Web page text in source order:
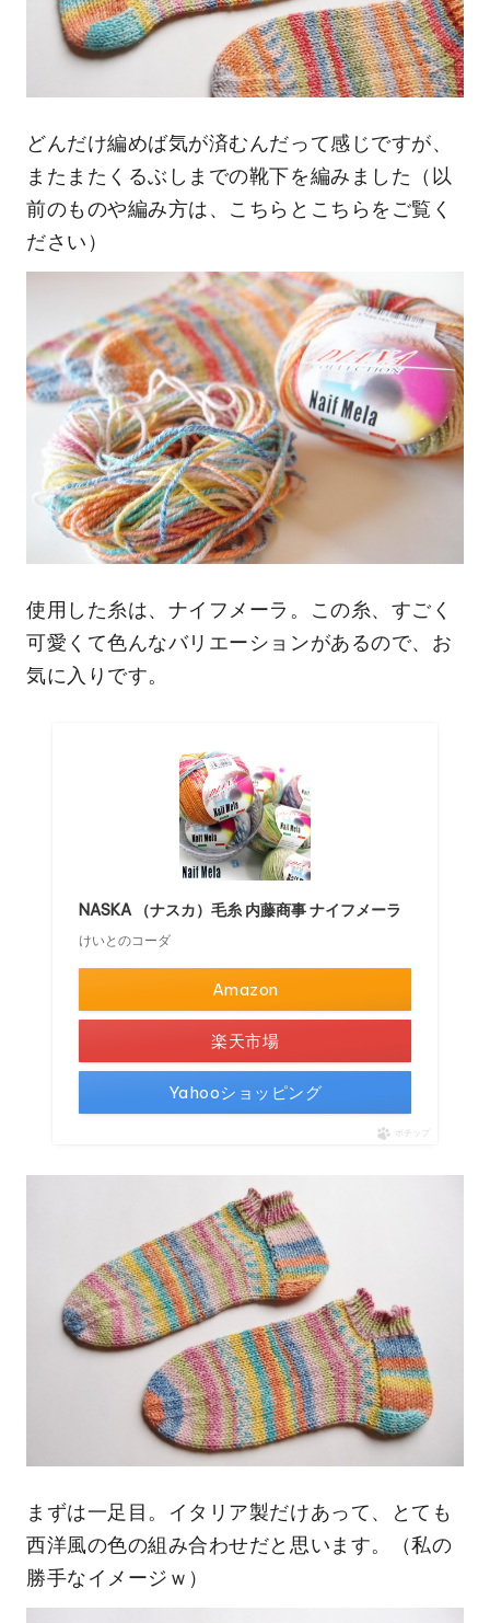
どんだけ編めば気が済むんだって感じですが、
またまたくるぶしまでの靴下を編みました（以
前のものや編み方は、 こちら と こちら をご覧く
ださい）
使用した糸は、ナイフメーラ。この糸、すごく
可愛くて色んなバリエーションがあるので、お
気に入りです。
NASKA （ナスカ）毛糸 内藤商事 ナイフメーラ
けいとのコーダ
Amazon
楽天市場
Yahooショッピング
ポチップ
まずは一足目。イタリア製だけあって、とても
西洋風の色の組み合わせだと思います。（私の
勝手なイメージｗ）